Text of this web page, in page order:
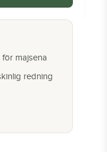
majsena
redning